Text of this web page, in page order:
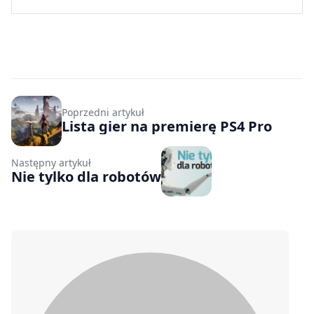
Poprzedni artykuł
Lista gier na premierę PS4 Pro
Następny artykuł
Nie tylko dla robotów